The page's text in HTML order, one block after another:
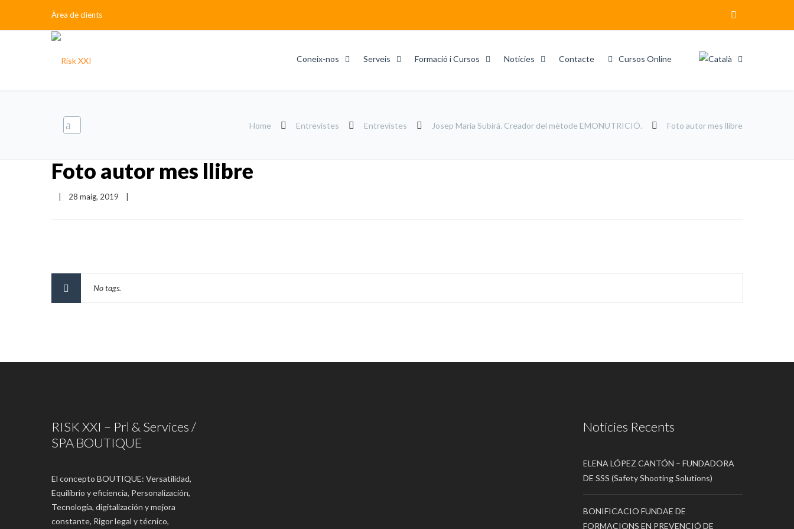
Àrea de clients
Coneix-nos Serveis Formació i Cursos Notícies Contacte Cursos Online
Home Entrevistes Entrevistes Josep María Subirá. Creador del mètode EMONUTRICIÓ. Foto autor mes llibre
Foto autor mes llibre
28 maig, 2019
No tags.
RISK XXI – Prl & Services /
SPA BOUTIQUE
El concepto BOUTIQUE: Versatilidad,
Equilibrio y eficiencia, Personalización,
Tecnología, digitalización y mejora
constante, Rigor legal y técnico,
Notícies Recents
ELENA LÓPEZ CANTÓN – FUNDADORA
DE SSS (Safety Shooting Solutions)
BONIFICACIO FUNDAE DE
FORMACIONS EN PREVENCIÓ DE